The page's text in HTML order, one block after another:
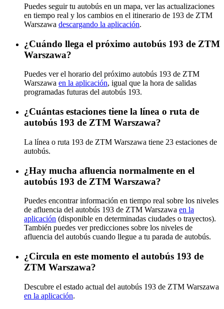
Puedes seguir tu autobús en un mapa, ver las actualizaciones
en tiempo real y los cambios en el itinerario de 193 de ZTM
Warszawa descargando la aplicación.
¿Cuándo llega el próximo autobús 193 de ZTM
Warszawa?
Puedes ver el horario del próximo autobús 193 de ZTM
Warszawa en la aplicación, igual que la hora de salidas
programadas futuras del autobús 193.
¿Cuántas estaciones tiene la línea o ruta de
autobús 193 de ZTM Warszawa?
La línea o ruta 193 de ZTM Warszawa tiene 23 estaciones de
autobús.
¿Hay mucha afluencia normalmente en el
autobús 193 de ZTM Warszawa?
Puedes encontrar información en tiempo real sobre los niveles
de afluencia del autobús 193 de ZTM Warszawa en la
aplicación (disponible en determinadas ciudades o trayectos).
También puedes ver predicciones sobre los niveles de
afluencia del autobús cuando llegue a tu parada de autobús.
¿Circula en este momento el autobús 193 de
ZTM Warszawa?
Descubre el estado actual del autobús 193 de ZTM Warszawa
en la aplicación.